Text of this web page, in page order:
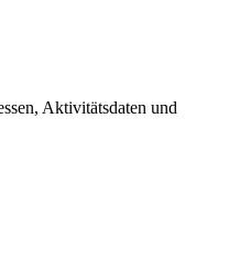
Aktivitätsdaten und